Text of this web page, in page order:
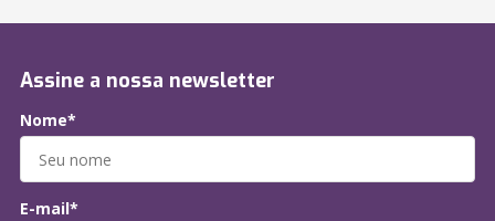
Assine a nossa newsletter
Nome*
E-mail*